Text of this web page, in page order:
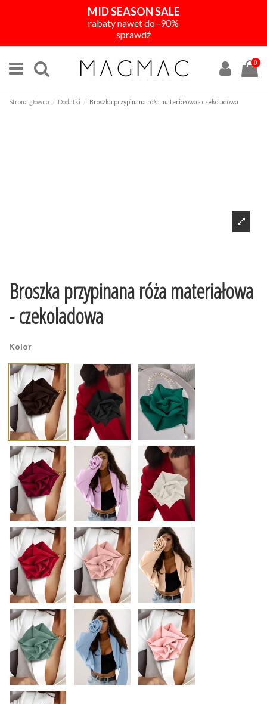
MID SEASON SALE
rabaty nawet do -90%
sprawdź
0
Strona główna Dodatki Broszka przypinana róża materiałowa - czekoladowa
Broszka przypinana róża materiałowa
- czekoladowa
Kolor